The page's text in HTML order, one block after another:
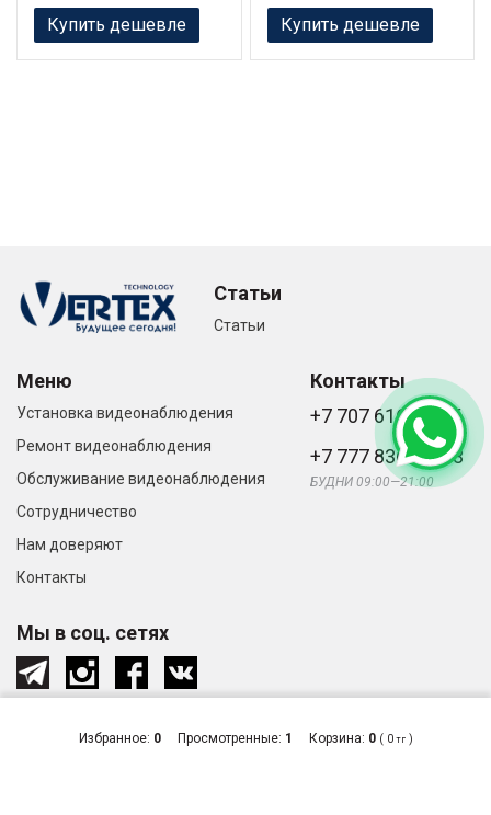
Избранное: 0 Просмотренные: 1 Корзина: 0 ( 0тг)
Купить дешевле Купить дешевле
Статьи
Статьи
Меню
Установка видеонаблюдения
Ремонт видеонаблюдения
Обслуживание видеонаблюдения
Сотрудничество
Нам доверяют
Контакты
Контакты
+7 707 616-61-66
+7 777 836-66-33
БУДНИ 09:00—21:00
Мы в соц. сетях